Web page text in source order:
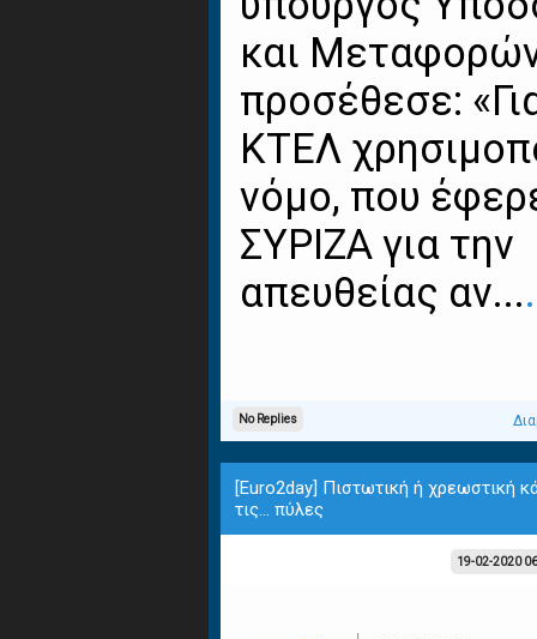
και
προσέθεσε:
ΚΤΕΛ
νόμο, που
ΣΥΡΙΖΑ για την
απευθείας αν...
No Replies
[Euro2day] Πιστωτική ή χρεωστική
τις... πύλες
19-02-2020